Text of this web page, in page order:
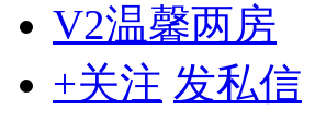
V2温馨两房
+关注 发私信